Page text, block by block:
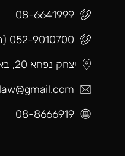
08-6641999
052-9010700 (בנושא פלילים)
יצחק נפחא 20, באר שבע
08-8666919